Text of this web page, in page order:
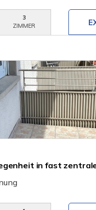
3
ZIMMER
in fast